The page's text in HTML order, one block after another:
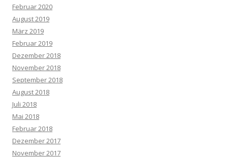
Februar 2020
August 2019
März 2019
Februar 2019
Dezember 2018
November 2018
September 2018
August 2018
Juli 2018
Mai 2018
Februar 2018
Dezember 2017
November 2017